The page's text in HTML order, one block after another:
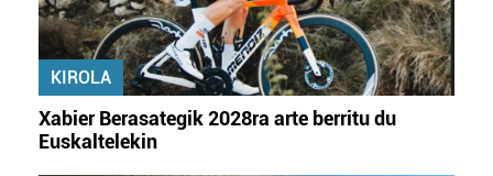
KIROLA
Xabier Berasategik 2028ra arte berritu du
Euskaltelekin